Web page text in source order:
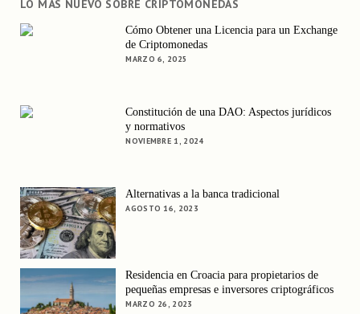
LO MÁS NUEVO SOBRE CRIPTOMONEDAS
Cómo Obtener una Licencia para un Exchange
de Criptomonedas
MARZO 6, 2025
Constitución de una DAO: Aspectos jurídicos
y normativos
NOVIEMBRE 1, 2024
Alternativas a la banca tradicional
AGOSTO 16, 2023
Residencia en Croacia para propietarios de
pequeñas empresas e inversores criptográficos
MARZO 26, 2023